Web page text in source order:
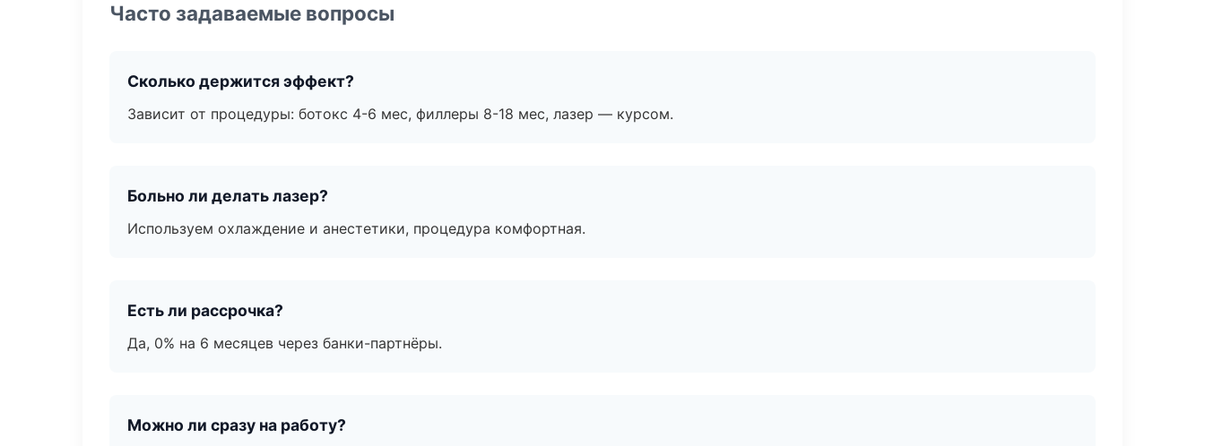
Часто задаваемые вопросы
Сколько держится эффект?
Зависит от процедуры: ботокс 4-6 мес, филлеры 8-18 мес, лазер — курсом.
Больно ли делать лазер?
Используем охлаждение и анестетики, процедура комфортная.
Есть ли рассрочка?
Да, 0% на 6 месяцев через банки-партнёры.
Можно ли сразу на работу?